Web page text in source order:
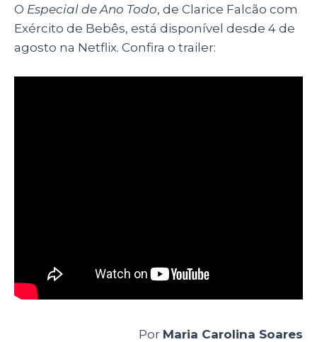
O Especial de Ano Todo, de Clarice Falcão com
Exército de Bebês, está disponível desde 4 de
agosto na Netflix. Confira o trailer:
Por Maria Carolina Soares